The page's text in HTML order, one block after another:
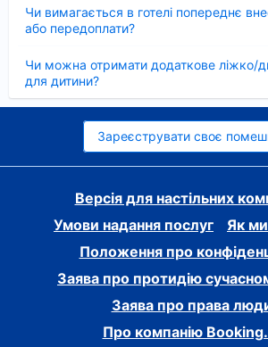
Чи вимагається в готелі попереднє
або передоплати?
Чи можна отримати додаткове ліжко/
для дитини?
Зареєструвати своє
Версія для настільних
Умови надання послуг
Як
Положення про
Заява про протидію
Заява про права
Про компанію